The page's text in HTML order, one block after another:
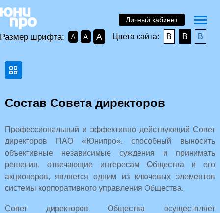
Размер шрифта: A A A Цвета сайта: B B B
Личный кабинет
Состав Совета директоров
Профессиональный и эффективно действующий Совет
директоров ПАО «Юнипро», способный выносить
объективные независимые суждения и принимать
решения, отвечающие интересам Общества и его
акционеров, является одним из ключевых элементов
системы корпоративного управления Общества.
Совет директоров Общества осуществляет